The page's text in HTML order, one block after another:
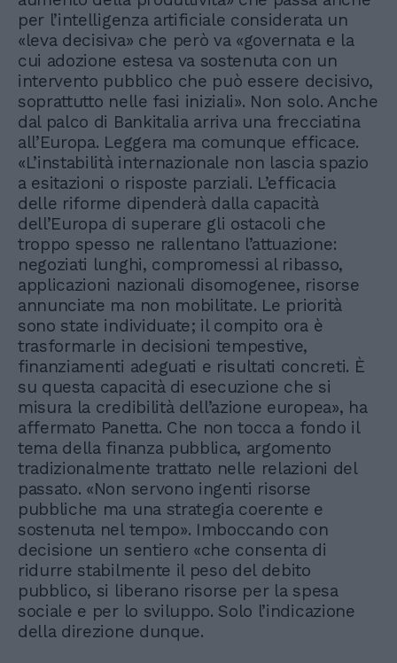
per l’intelligenza artificiale considerata un
«leva decisiva» che però va «governata e la
cui adozione estesa va sostenuta con un
intervento pubblico che può essere decisivo,
soprattutto nelle fasi iniziali». Non solo. Anche
dal palco di Bankitalia arriva una frecciatina
all’Europa. Leggera ma comunque efficace.
«L’instabilità internazionale non lascia spazio
a esitazioni o risposte parziali. L’efficacia
delle riforme dipenderà dalla capacità
dell’Europa di superare gli ostacoli che
troppo spesso ne rallentano l’attuazione:
negoziati lunghi, compromessi al ribasso,
applicazioni nazionali disomogenee, risorse
annunciate ma non mobilitate. Le priorità
sono state individuate; il compito ora è
trasformarle in decisioni tempestive,
finanziamenti adeguati e risultati concreti. È
su questa capacità di esecuzione che si
misura la credibilità dell’azione europea», ha
affermato Panetta. Che non tocca a fondo il
tema della finanza pubblica, argomento
tradizionalmente trattato nelle relazioni del
passato. «Non servono ingenti risorse
pubbliche ma una strategia coerente e
sostenuta nel tempo». Imboccando con
decisione un sentiero «che consenta di
ridurre stabilmente il peso del debito
pubblico, si liberano risorse per la spesa
sociale e per lo sviluppo. Solo l’indicazione
della direzione dunque.